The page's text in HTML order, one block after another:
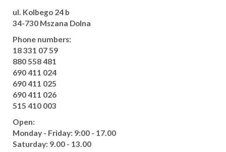
ul. Kolbego 24 b
34-730 Mszana Dolna
Phone numbers:
18 331 07 59
880 558 481
690 411 024
690 411 025
690 411 026
515 410 003
Open:
Monday - Friday: 9:00 - 17.00
Saturday: 9.00 - 13.00